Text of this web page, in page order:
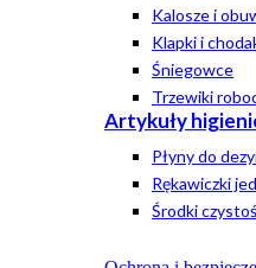
Kalosze i
Klapki i
Śniegowce
Trzewiki
Artykuły
Płyny do
Rękawiczki
Środki